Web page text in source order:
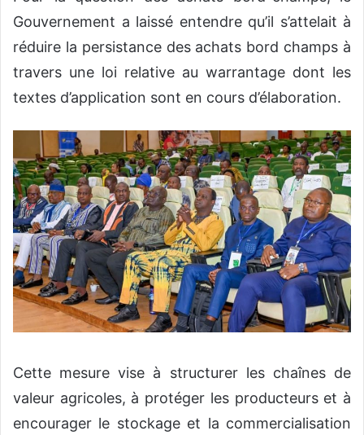
Gouvernement a laissé entendre qu’il s’attelait à
réduire la persistance des achats bord champs à
travers une loi relative au warrantage dont les
textes d’application sont en cours d’élaboration.
Cette mesure vise à structurer les chaînes de
valeur agricoles, à protéger les producteurs et à
encourager le stockage et la commercialisation